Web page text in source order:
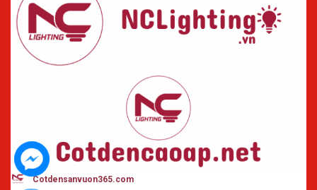
Cotdensanvuon365.com